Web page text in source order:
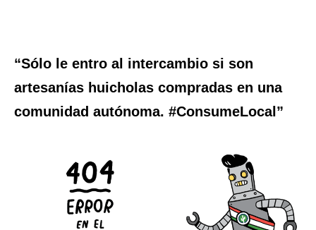
“Sólo le entro al intercambio si son
artesanías huicholas compradas en una
comunidad autónoma. #ConsumeLocal”